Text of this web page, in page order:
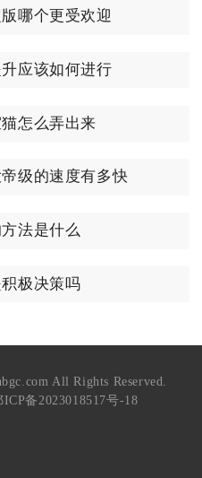
哪个更受欢迎
应该如何进行
怎么弄出来
级的速度有多快
法是什么
极决策吗
All Rights Reserved.
ICP备2023018517号-18